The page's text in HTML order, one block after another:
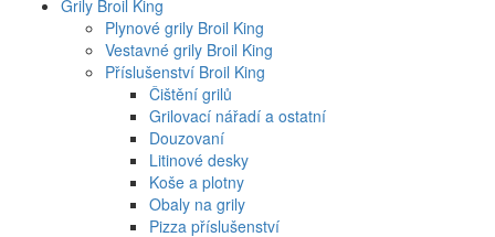
Grily Broil King
Plynové grily Broil King
Vestavné grily Broil King
Příslušenství Broil King
Čištění grilů
Grilovací nářadí a ostatní
Douzovaní
Litinové desky
Koše a plotny
Obaly na grily
Pizza příslušenství